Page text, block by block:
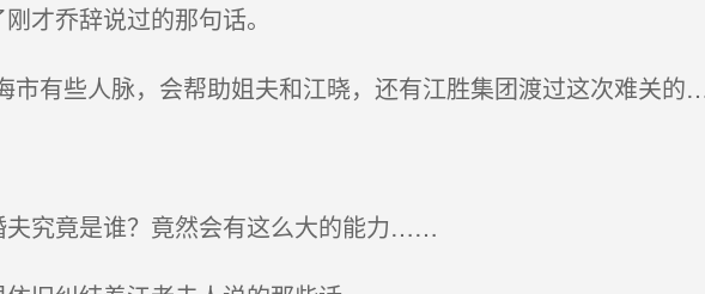
才乔辞说过的那句话。
市有些人脉，会帮助姐夫和江晓，还有江胜集团渡过这次难关
究竟是谁？竟然会有这么大的能力……